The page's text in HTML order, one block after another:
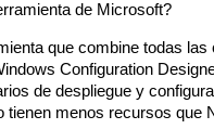
de Microsoft?
que combine todas
Configuration
de despliegue y
tienen menos recursos que